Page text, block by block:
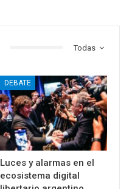
Todas
DEBATE
Luces y alarmas en el
ecosistema digital